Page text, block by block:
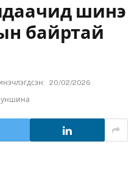
шинэ
байртай
20/02/2026
уншина